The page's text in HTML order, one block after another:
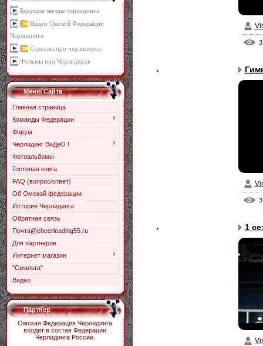
Будущие звезды черлидинга
Видео Омской Федерации
Черлидинга
Сериалы про черлидеров
Фильмы про Черлидеров
Меню Сайта
Главная страница
Команды Федерации
Форум
Черлидинг ВиДеО !
Фотоальбомы
Гостевая книга
FAQ (вопрос/ответ)
Об Омской федерации
История Черлидинга
Обратная связь
Почта@cheerleading55.ru
Для партнеров
Интернет магазин
"Смальта"
Видео
Партнер
Омская Федерация Черлидинга
входит в состав Федерации
Черлидинга России.
3
3
1